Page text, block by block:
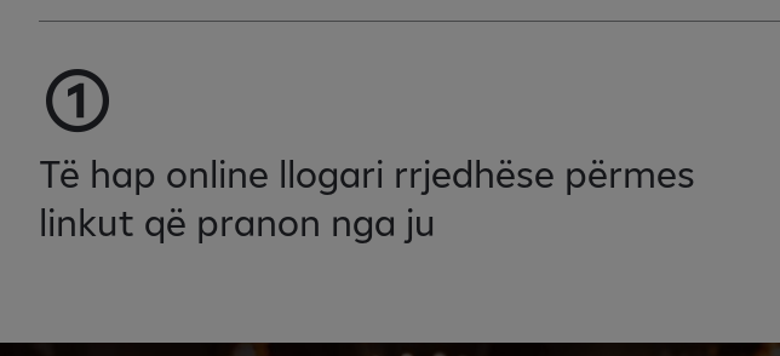
Të hap online llogari rrjedhëse përmes
linkut që pranon nga ju